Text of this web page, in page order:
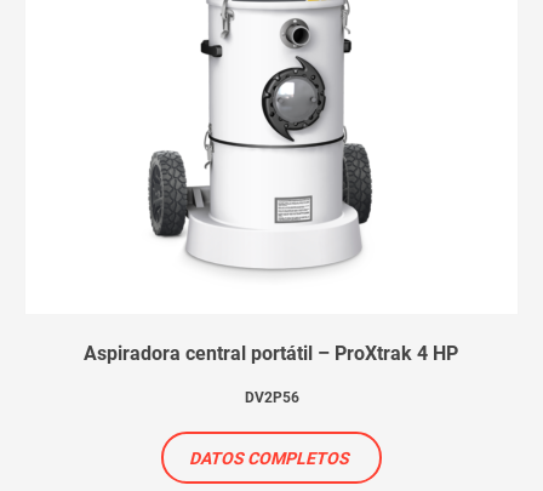
Aspiradora central portátil – ProXtrak 4 HP
DV2P56
DATOS COMPLETOS